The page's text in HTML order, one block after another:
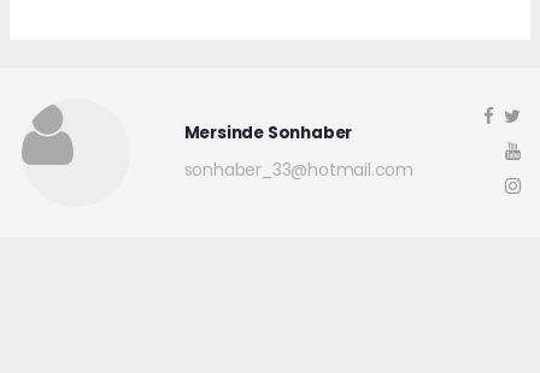
Mersinde Sonhaber
sonhaber_33@hotmail.com